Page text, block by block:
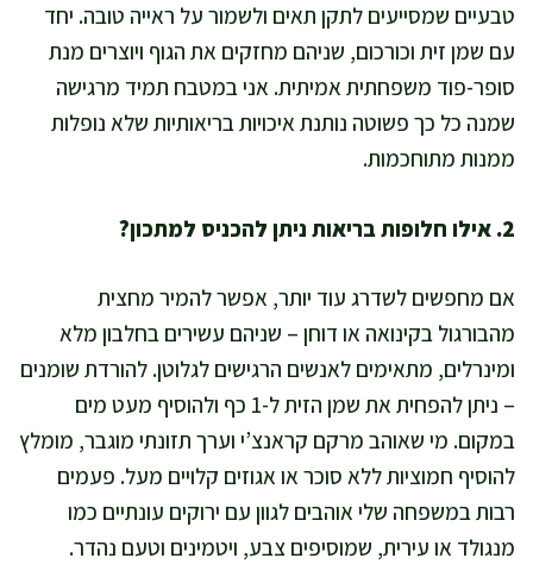
טבעיים שמסייעים לתקן תאים ולשמור על ראייה טובה. יחד
עם שמן זית וכורכום, שניהם מחזקים את הגוף ויוצרים מנת
סופר-פוד משפחתית אמיתית. אני במטבח תמיד מרגישה
שמנה כל כך פשוטה נותנת איכויות בריאותיות שלא נופלות
ממנות מתוחכמות.
2. אילו חלופות בריאות ניתן להכניס למתכון?
אם מחפשים לשדרג עוד יותר, אפשר להמיר מחצית
מהבורגול בקינואה או דוחן – שניהם עשירים בחלבון מלא
ומינרלים, מתאימים לאנשים הרגישים לגלוטן. להורדת שומנים
– ניתן להפחית את שמן הזית ל-1 כף ולהוסיף מעט מים
במקום. מי שאוהב מרקם קראנצ’י וערך תזונתי מוגבר, מומלץ
להוסיף חמוציות ללא סוכר או אגוזים קלויים מעל. פעמים
רבות במשפחה שלי אוהבים לגוון עם ירוקים עונתיים כמו
מנגולד או עירית, שמוסיפים צבע, ויטמינים וטעם נהדר.